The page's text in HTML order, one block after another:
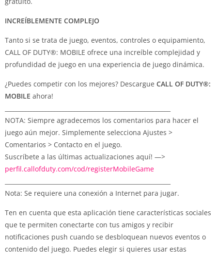
INCREÍBLEMENTE COMPLEJO
Tanto si se trata de juego, eventos, controles o equipamiento,
CALL OF DUTY®: MOBILE ofrece una increíble complejidad y
profundidad de juego en una experiencia de juego dinámica.
¿Puedes competir con los mejores? Descargue CALL OF DUTY®:
MOBILE ahora!
NOTA: Siempre agradecemos los comentarios para hacer el
juego aún mejor. Simplemente selecciona Ajustes >
Comentarios > Contacto en el juego.
Suscríbete a las últimas actualizaciones aquí! —>
perfil.callofduty.com/cod/registerMobileGame
Nota: Se requiere una conexión a Internet para jugar.
Ten en cuenta que esta aplicación tiene características sociales
que te permiten conectarte con tus amigos y recibir
notificaciones push cuando se desbloquean nuevos eventos o
contenido del juego. Puedes elegir si quieres usar estas